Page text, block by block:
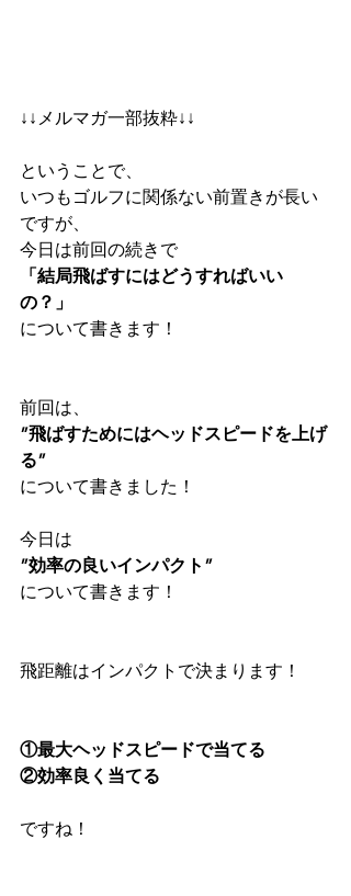
↓↓メルマガ一部抜粋↓↓
ということで、
いつもゴルフに関係ない前置きが長い
ですが、
今日は前回の続きで
「結局飛ばすにはどうすればいい
の？」
について書きます！
前回は、
”飛ばすためにはヘッドスピードを上げ
る”
について書きました！
今日は
”効率の良いインパクト”
について書きます！
飛距離はインパクトで決まります！
①最大ヘッドスピードで当てる
②効率良く当てる
ですね！